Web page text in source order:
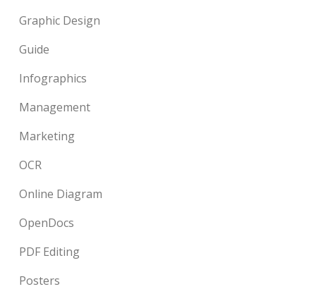
Graphic Design
Guide
Infographics
Management
Marketing
OCR
Online Diagram
OpenDocs
PDF Editing
Posters